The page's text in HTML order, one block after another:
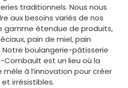
traditionnels. Nous nous
aux besoins variés de nos
gamme étendue de produits,
pain de miel, pain
Notre boulangerie-pâtisserie
est un lieu où la
à l’innovation pour créer
irrésistibles.